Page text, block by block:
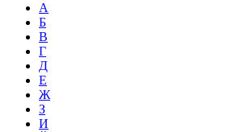
А
Б
В
Г
Д
Е
Ж
З
И